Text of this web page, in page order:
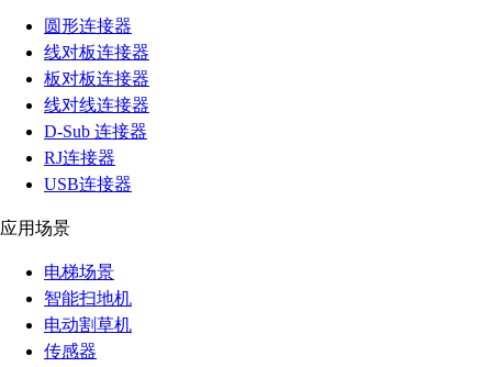
圆形连接器
线对板连接器
板对板连接器
线对线连接器
D-Sub 连接器
RJ连接器
USB连接器
应用场景
电梯场景
智能扫地机
电动割草机
传感器